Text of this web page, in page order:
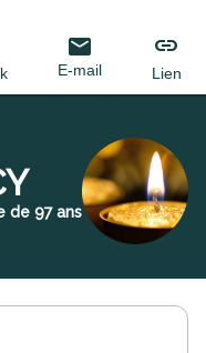
E-mail Lien
de 97 ans